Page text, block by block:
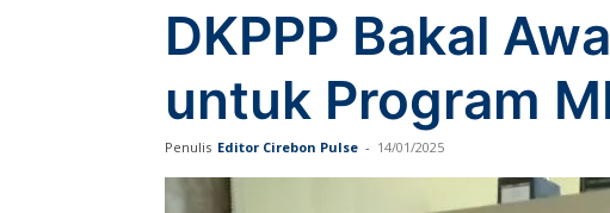
DKPPP Bakal
untuk Program
Penulis Editor Cirebon Pulse - 14/01/2025